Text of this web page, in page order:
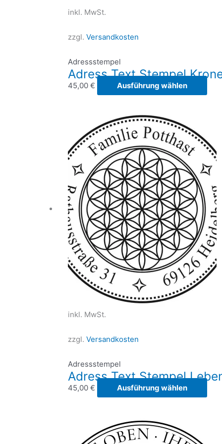
inkl. MwSt.
zzgl. Versandkosten
Adressstempel
Adress Text Stempel
45,00 € Ausführung wählen
auf.
Die
auf
der
inkl. MwSt.
zzgl. Versandkosten
Adressstempel
Adress Text Stempel
45,00 € Ausführung wählen